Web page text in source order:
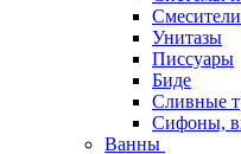
Смесители
Унитазы
Писсуары
Биде
Сливные
Сифоны,
Ванны